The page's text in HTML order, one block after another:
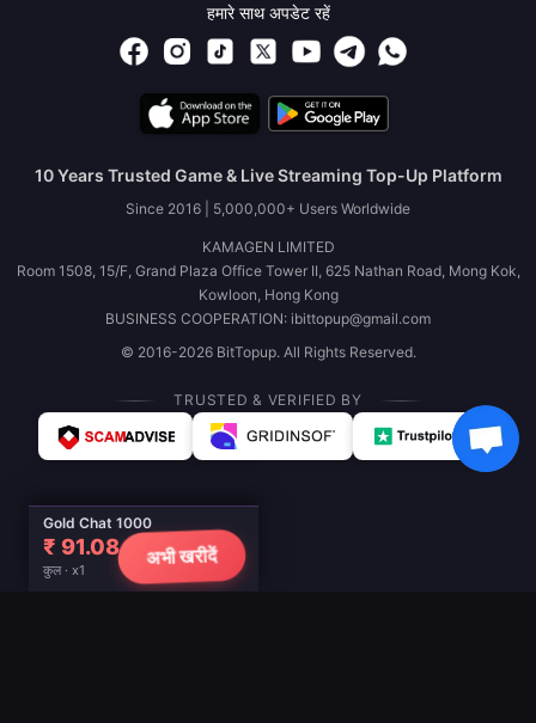
Gold Chat 1000
₹ 91.08
कुल · x1
अभी खरीदें
हमारे साथ अपडेट रहें
10 Years Trusted Game & Live Streaming Top-Up Platform
Since 2016 | 5,000,000+ Users Worldwide
KAMAGEN LIMITED
Room 1508, 15/F, Grand Plaza Office Tower II, 625 Nathan Road, Mong Kok,
Kowloon, Hong Kong
BUSINESS COOPERATION: ibittopup@gmail.com
© 2016-2026 BitTopup. All Rights Reserved.
TRUSTED & VERIFIED BY